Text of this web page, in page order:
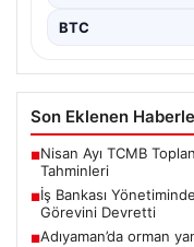
BTC
Son Eklenen
■Nisan Ayı TCMB
Tahminleri
■İş Bankası
Görevini Devretti
■Adıyaman’da orman